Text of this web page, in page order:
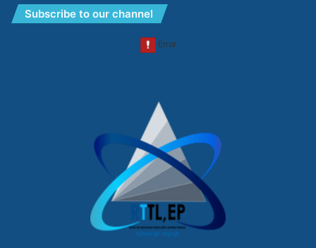
Subscribe to our channel